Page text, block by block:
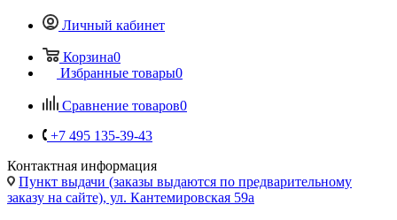
Личный кабинет
Корзина0
Избранные товары0
Сравнение товаров0
+7 495 135-39-43
Контактная информация
Пункт выдачи (заказы выдаются по предварительному
заказу на сайте), ул. Кантемировская 59а